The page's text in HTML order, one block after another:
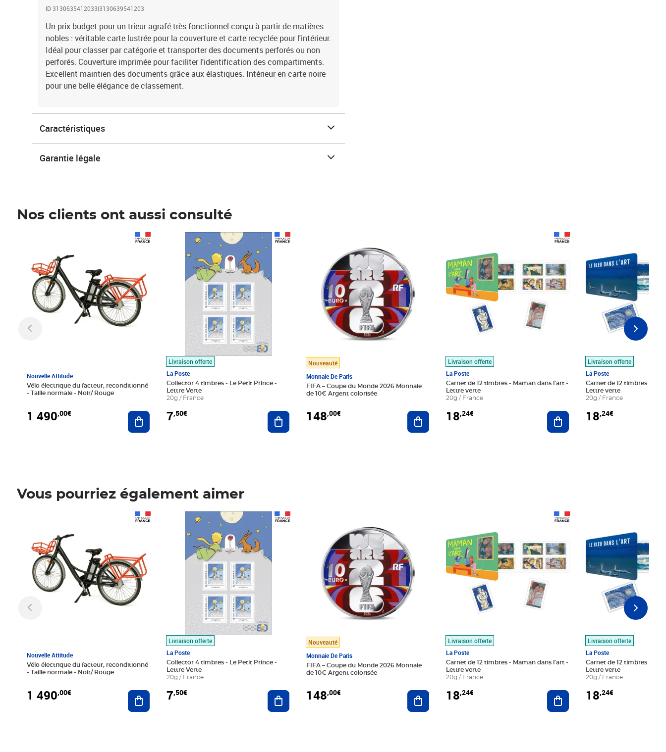
ID 3130635412033|3130639541203
Un prix budget pour un trieur agrafé très fonctionnel conçu à partir de matières
nobles : véritable carte lustrée pour la couverture et carte recyclée pour l'intérieur.
Idéal pour classer par catégorie et transporter des documents perforés ou non
perforés. Couverture imprimée pour faciliter l'identification des compartiments.
Excellent maintien des documents grâce aux élastiques. Intérieur en carte noire
pour une belle élégance de classement.
Caractéristiques
Garantie légale
Nos clients ont aussi consulté
Nouvelle Attitude
Vélo électrique du facteur, reconditionné
- Taille normale - Noir/ Rouge
1 490,00€ Ajouter au panier
Livraison offerte
La Poste
Collector 4 timbres - Le Petit Prince -
Lettre Verte
20g / France
7,50€
Prix 7,50€
Ajouter au panier
Nouveauté
Monnaie De Paris
FIFA – Coupe du Monde 2026 Monnaie
de 10€ Argent colorisée
148,00€ Ajouter au panier
Livraison offerte
La Poste
Carnet de 12 timbres - Maman dans l'art -
Lettre verte
20g / France
18,24€ Ajouter au panier
Livraison offerte
La Poste
Carnet de 12 timbres - Le
Lettre verte
20g / France
18,24€
Vous pourriez également aimer
Nouvelle Attitude
Vélo électrique du facteur, reconditionné
- Taille normale - Noir/ Rouge
1 490,00€ Ajouter au panier
Livraison offerte
La Poste
Collector 4 timbres - Le Petit Prince -
Lettre Verte
20g / France
7,50€
Prix 7,50€
Ajouter au panier
Nouveauté
Monnaie De Paris
FIFA – Coupe du Monde 2026 Monnaie
de 10€ Argent colorisée
148,00€ Ajouter au panier
Livraison offerte
La Poste
Carnet de 12 timbres - Maman dans l'art -
Lettre verte
20g / France
18,24€ Ajouter au panier
Livraison offerte
La Poste
Carnet de 12 timbres - Le
Lettre verte
20g / France
18,24€